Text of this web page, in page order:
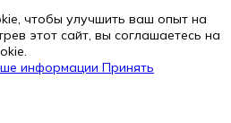
чтобы улучшить ваш опыт на
этот сайт, вы соглашаетесь на
информации Принять